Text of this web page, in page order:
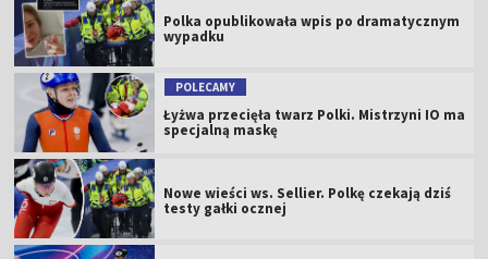
Polka opublikowała wpis po dramatycznym
wypadku
POLECAMY
Łyżwa przecięła twarz Polki. Mistrzyni IO ma
specjalną maskę
Nowe wieści ws. Sellier. Polkę czekają dziś
testy gałki ocznej